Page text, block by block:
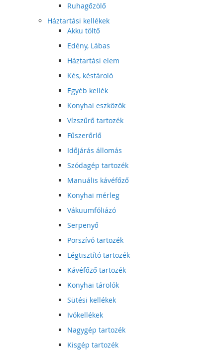
Ruhagőzölő
Háztartási kellékek
Akku töltő
Edény, Lábas
Háztartási elem
Kés, késtároló
Egyéb kellék
Konyhai eszközök
Vízszűrő tartozék
Fűszerőrlő
Időjárás állomás
Szódagép tartozék
Manuális kávéfőző
Konyhai mérleg
Vákuumfóliázó
Serpenyő
Porszívó tartozék
Légtisztító tartozék
Kávéfőző tartozék
Konyhai tárolók
Sütési kellékek
Ivókellékek
Nagygép tartozék
Kisgép tartozék